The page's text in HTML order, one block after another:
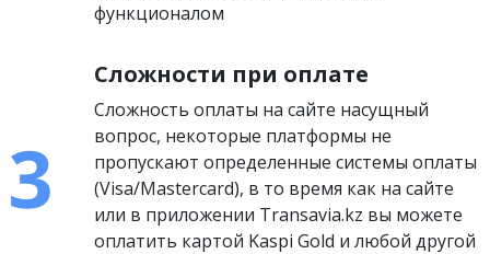
функционалом
Сложности при оплате
Сложность оплаты на сайте насущный
вопрос, некоторые платформы не
пропускают определенные системы оплаты
(Visa/Mastercard), в то время как на сайте
или в приложении Transavia.kz вы можете
оплатить картой Kaspi Gold и любой другой